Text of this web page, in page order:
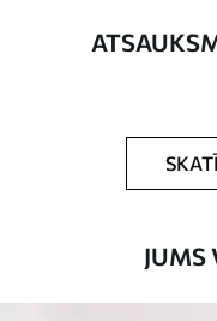
No15.00€
JUMS